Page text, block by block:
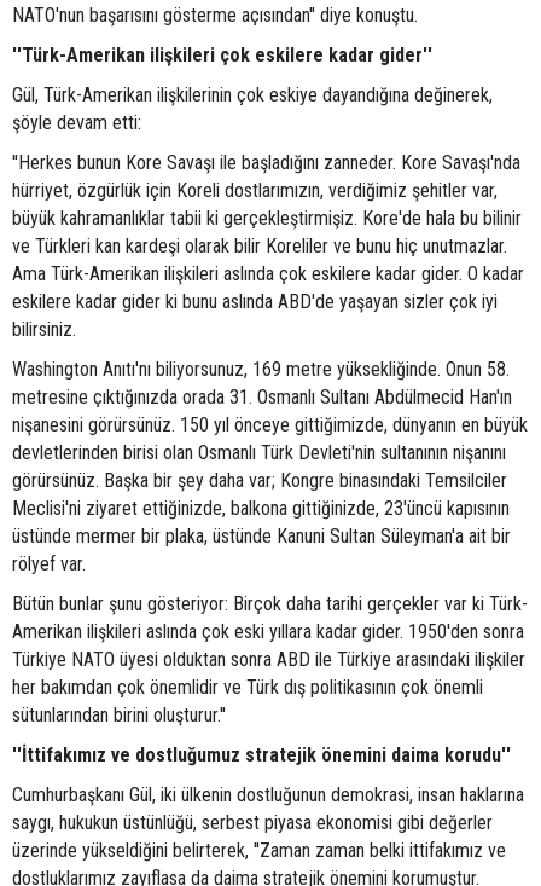
NATO'nun başarısını gösterme açısından'' diye konuştu.
''Türk-Amerikan ilişkileri çok eskilere kadar gider''
Gül, Türk-Amerikan ilişkilerinin çok eskiye dayandığına değinerek,
şöyle devam etti:
''Herkes bunun Kore Savaşı ile başladığını zanneder. Kore Savaşı'nda
hürriyet, özgürlük için Koreli dostlarımızın, verdiğimiz şehitler var,
büyük kahramanlıklar tabii ki gerçekleştirmişiz. Kore'de hala bu bilinir
ve Türkleri kan kardeşi olarak bilir Koreliler ve bunu hiç unutmazlar.
Ama Türk-Amerikan ilişkileri aslında çok eskilere kadar gider. O kadar
eskilere kadar gider ki bunu aslında ABD'de yaşayan sizler çok iyi
bilirsiniz.
Washington Anıtı'nı biliyorsunuz, 169 metre yüksekliğinde. Onun 58.
metresine çıktığınızda orada 31. Osmanlı Sultanı Abdülmecid Han'ın
nişanesini görürsünüz. 150 yıl önceye gittiğimizde, dünyanın en büyük
devletlerinden birisi olan Osmanlı Türk Devleti'nin sultanının nişanını
görürsünüz. Başka bir şey daha var; Kongre binasındaki Temsilciler
Meclisi'ni ziyaret ettiğinizde, balkona gittiğinizde, 23'üncü kapısının
üstünde mermer bir plaka, üstünde Kanuni Sultan Süleyman'a ait bir
rölyef var.
Bütün bunlar şunu gösteriyor: Birçok daha tarihi gerçekler var ki Türk-
Amerikan ilişkileri aslında çok eski yıllara kadar gider. 1950'den sonra
Türkiye NATO üyesi olduktan sonra ABD ile Türkiye arasındaki ilişkiler
her bakımdan çok önemlidir ve Türk dış politikasının çok önemli
sütunlarından birini oluşturur.''
''İttifakımız ve dostluğumuz stratejik önemini daima korudu''
Cumhurbaşkanı Gül, iki ülkenin dostluğunun demokrasi, insan haklarına
saygı, hukukun üstünlüğü, serbest piyasa ekonomisi gibi değerler
üzerinde yükseldiğini belirterek, ''Zaman zaman belki ittifakımız ve
dostluklarımız zayıflasa da daima stratejik önemini korumuştur.